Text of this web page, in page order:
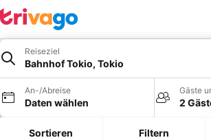
Reiseziel
Bahnhof Tokio, Tokio
An-/Abreise
Daten wählen
Gäste
2
Sortieren Filtern